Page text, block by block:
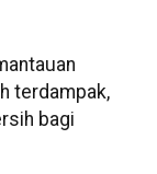
terdampak,
bagi